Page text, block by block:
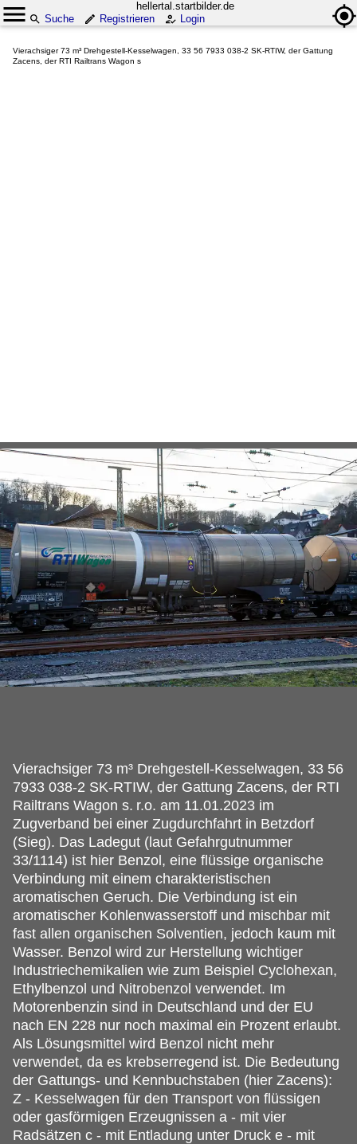
hellertal.startbilder.de
Suche
Registrieren Login
Vierachsiger 73 m³ Drehgestell-Kesselwagen, 33 56 7933 038-2 SK-RTIW, der Gattung
Zacens, der RTI Railtrans Wagon s
Vierachsiger 73 m³ Drehgestell-Kesselwagen, 33 56
7933 038-2 SK-RTIW, der Gattung Zacens, der RTI
Railtrans Wagon s. r.o. am 11.01.2023 im
Zugverband bei einer Zugdurchfahrt in Betzdorf
(Sieg). Das Ladegut (laut Gefahrgutnummer
33/1114) ist hier Benzol, eine flüssige organische
Verbindung mit einem charakteristischen
aromatischen Geruch. Die Verbindung ist ein
aromatischer Kohlenwasserstoff und mischbar mit
fast allen organischen Solventien, jedoch kaum mit
Wasser. Benzol wird zur Herstellung wichtiger
Industriechemikalien wie zum Beispiel Cyclohexan,
Ethylbenzol und Nitrobenzol verwendet. Im
Motorenbenzin sind in Deutschland und der EU
nach EN 228 nur noch maximal ein Prozent erlaubt.
Als Lösungsmittel wird Benzol nicht mehr
verwendet, da es krebserregend ist. Die Bedeutung
der Gattungs- und Kennbuchstaben (hier Zacens):
Z - Kesselwagen für den Transport von flüssigen
oder gasförmigen Erzeugnissen a - mit vier
Radsätzen c - mit Entladung unter Druck e - mit